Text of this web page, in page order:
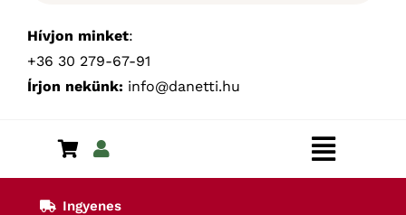
Hívjon minket:
+36 30 279-67-91
Írjon nekünk: info@danetti.hu
Toggle
KezdőlapIngyenes